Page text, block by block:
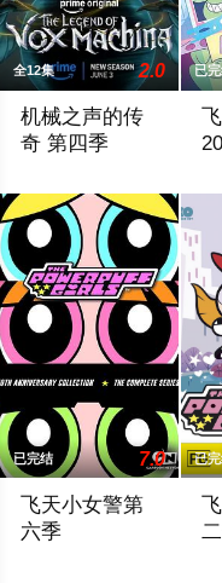
全12集 2.0
机械之声的传
奇 第四季
已
已完结 7.0
飞天小女警第
六季
已